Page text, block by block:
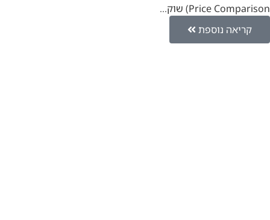
Price Comparison) שוק…
קריאה נוספת